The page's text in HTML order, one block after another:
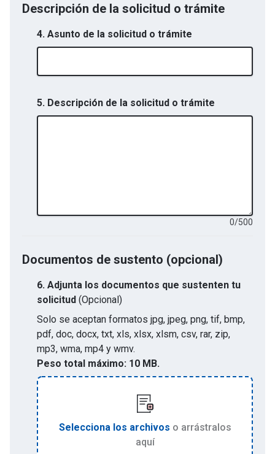
Descripción de la solicitud o trámite
4. Asunto de la solicitud o trámite
5. Descripción de la solicitud o trámite
0/500
Documentos de sustento (opcional)
6. Adjunta los documentos que sustenten tu
solicitud (Opcional)
Solo se aceptan formatos jpg, jpeg, png, tif, bmp,
pdf, doc, docx, txt, xls, xlsx, xlsm, csv, rar, zip,
mp3, wma, mp4 y wmv.
Peso total máximo: 10 MB.
Selecciona los archivos o arrástralos
aquí